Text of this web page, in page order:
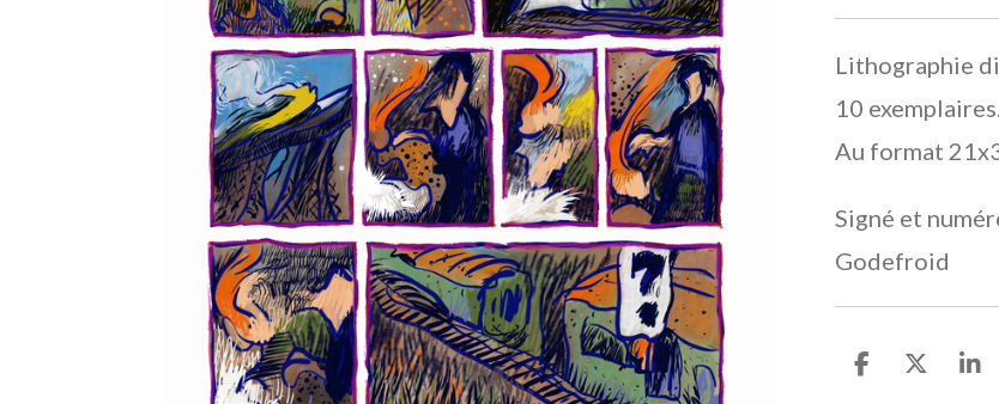
Lithographie
10 exemplaires.
Au format
Signé et
Godefroid
P
P
P